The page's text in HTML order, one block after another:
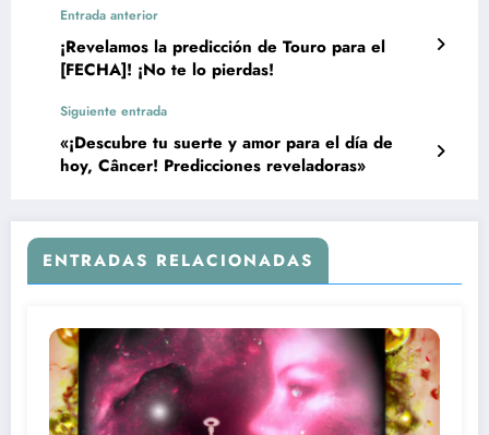
Entrada anterior
¡Revelamos la predicción de Touro para el
[FECHA]! ¡No te lo pierdas!
Siguiente entrada
«¡Descubre tu suerte y amor para el día de
hoy, Câncer! Predicciones reveladoras»
ENTRADAS RELACIONADAS